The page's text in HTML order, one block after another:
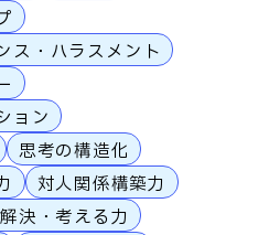
ス・ハラスメント
ョン
思考の構造化
対人関係構築力
決・考える力